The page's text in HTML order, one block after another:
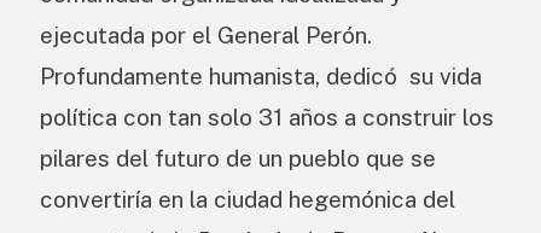
ejecutada por el General Perón.
Profundamente humanista, dedicó su vida
política con tan solo 31 años a construir los
pilares del futuro de un pueblo que se
convertiría en la ciudad hegemónica del